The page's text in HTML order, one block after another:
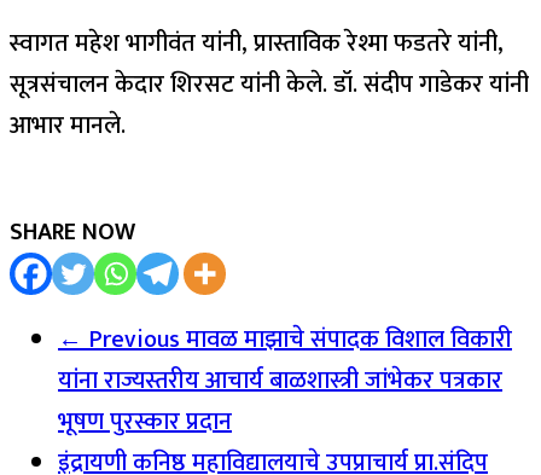
स्वागत महेश भागीवंत यांनी, प्रास्ताविक रेश्मा फडतरे यांनी,
सूत्रसंचालन केदार शिरसट यांनी केले. डॉ. संदीप गाडेकर यांनी
आभार मानले.
SHARE NOW
← Previousमावळ माझाचे संपादक विशाल विकारी
यांना राज्यस्तरीय आचार्य बाळशास्त्री जांभेकर पत्रकार
भूषण पुरस्कार प्रदान
इंद्रायणी कनिष्ठ महाविद्यालयाचे उपप्राचार्य प्रा.संदिप